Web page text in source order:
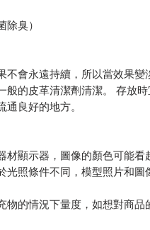
臭）
不會永遠持續，所以當效果
般的皮革清潔劑清潔。 存放
良好的地方。
材顯示器，圖像的顏色可能看
光照條件不同，模型照片和
物的情況下量度，如想對商